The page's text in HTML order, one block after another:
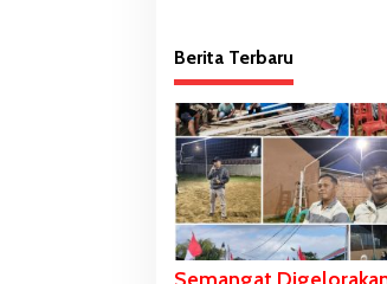
Berita Terbaru